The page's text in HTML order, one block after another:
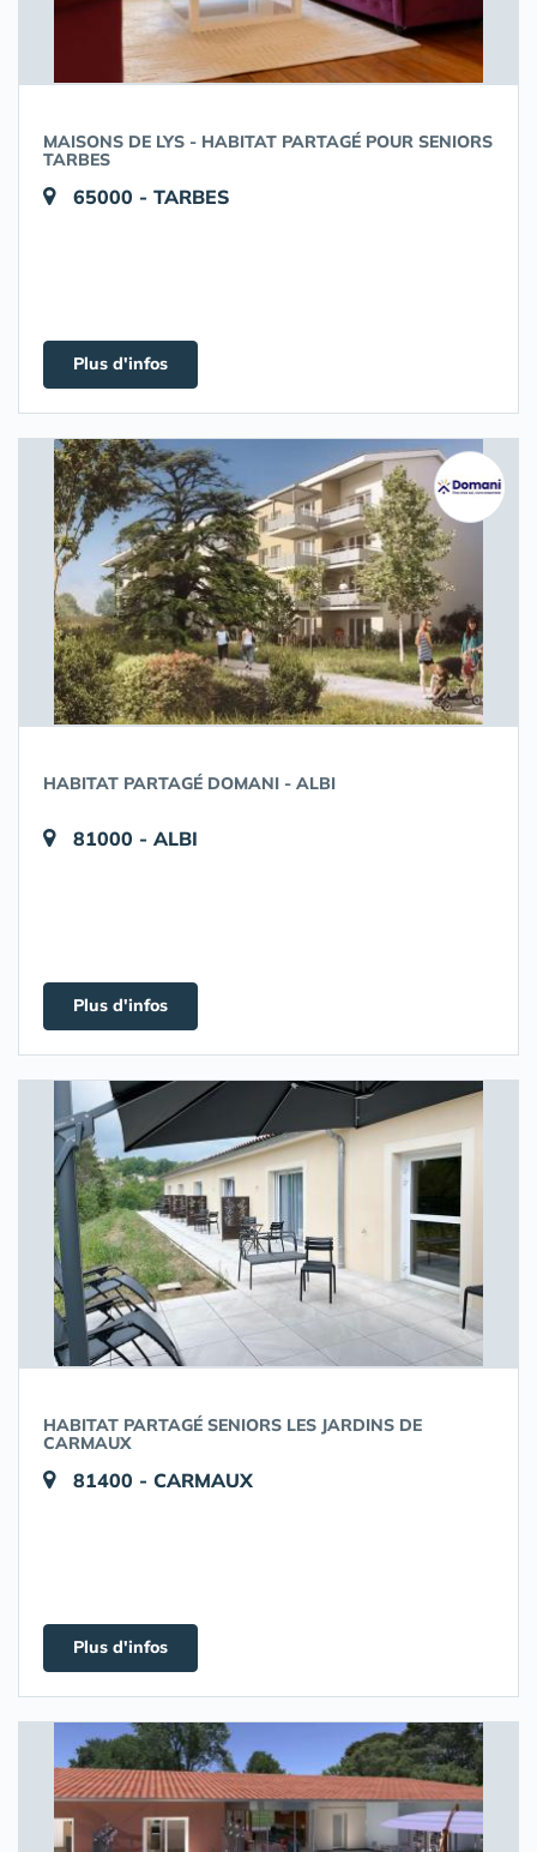
MAISONS DE LYS - HABITAT PARTAGÉ POUR SENIORS
TARBES
65000 - TARBES
Plus d'infos
HABITAT PARTAGÉ DOMANI - ALBI
81000 - ALBI
Plus d'infos
HABITAT PARTAGÉ SENIORS LES JARDINS DE
CARMAUX
81400 - CARMAUX
Plus d'infos